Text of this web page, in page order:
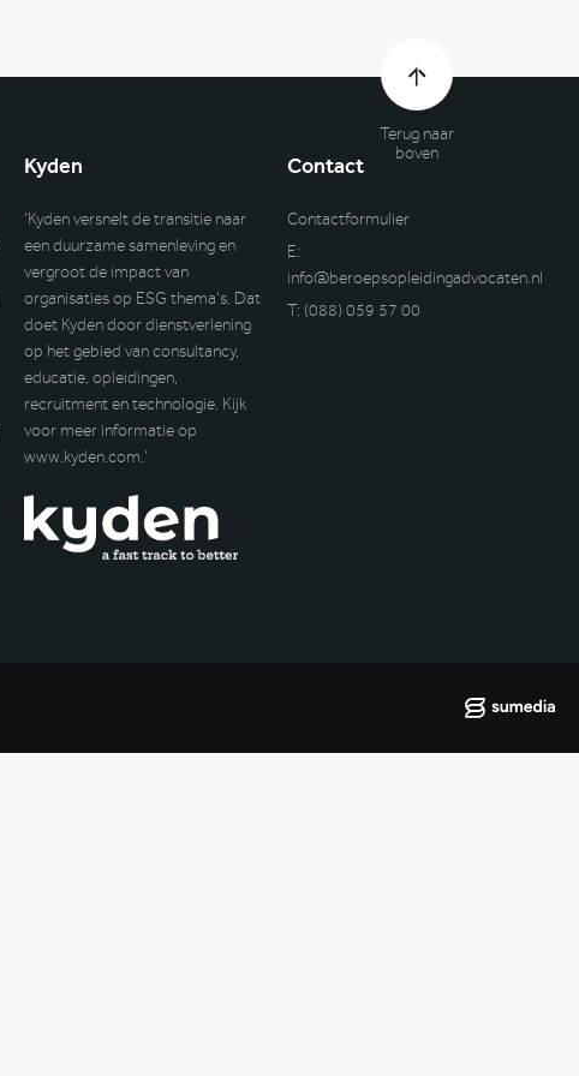
Terug naar
boven
Kyden
‘Kyden versnelt de transitie naar
een duurzame samenleving en
vergroot de impact van
organisaties op ESG thema’s. Dat
doet Kyden door dienstverlening
op het gebied van consultancy,
educatie, opleidingen,
recruitment en technologie. Kijk
voor meer informatie op
www.kyden.com.’
Contact
Contactformulier
E:
info@beroepsopleidingadvocaten.nl
T: (088) 059 57 00